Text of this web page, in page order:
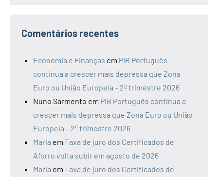
Comentários recentes
Economia e Finanças em PIB Português
continua a crescer mais depressa que Zona
Euro ou União Europeia – 2º trimestre 2026
Nuno Sarmento em PIB Português continua a
crescer mais depressa que Zona Euro ou União
Europeia – 2º trimestre 2026
Maria em Taxa de juro dos Certificados de
Aforro volta subir em agosto de 2026
Maria em Taxa de juro dos Certificados de